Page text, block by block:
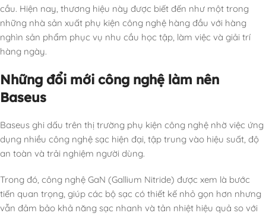
cầu. Hiện nay, thương hiệu này được biết đến như một trong
những nhà sản xuất phụ kiện công nghệ hàng đầu với hàng
nghìn sản phẩm phục vụ nhu cầu học tập, làm việc và giải trí
hàng ngày.
Những đổi mới công nghệ làm nên
Baseus
Baseus ghi dấu trên thị trường phụ kiện công nghệ nhờ việc ứng
dụng nhiều công nghệ sạc hiện đại, tập trung vào hiệu suất, độ
an toàn và trải nghiệm người dùng.
Trong đó, công nghệ GaN (Gallium Nitride) được xem là bước
tiến quan trọng, giúp các bộ sạc có thiết kế nhỏ gọn hơn nhưng
vẫn đảm bảo khả năng sạc nhanh và tản nhiệt hiệu quả so với